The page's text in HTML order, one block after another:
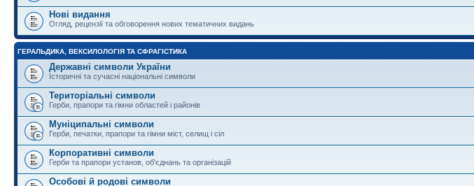
Нові видання
Огляд, рецензії та обговорення нових тематичних видань
ГЕРАЛЬДИКА, ВЕКСИЛОЛОГІЯ ТА СФРАГІСТИКА
Державні символи України
Історичні та сучасні національні символи
Територіальні символи
Герби, прапори та гімни областей і районів
Муніципальні символи
Герби, печатки, прапори та гімни міст, селищ і сіл
Корпоративні символи
Герби та прапори установ, об'єднань та організацій
Особові й родові символи